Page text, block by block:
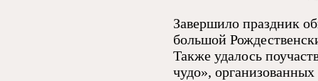
Завершило праздник
большой
Также удалось
чудо»,